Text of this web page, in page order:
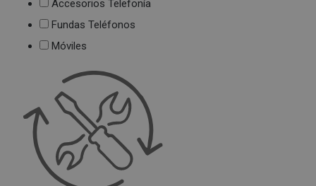
Accesorios Telefonía
Fundas Teléfonos
Móviles